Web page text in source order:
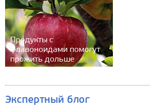
Продукты с
флавоноидами помогут
прожить дольше
Экспертный блог